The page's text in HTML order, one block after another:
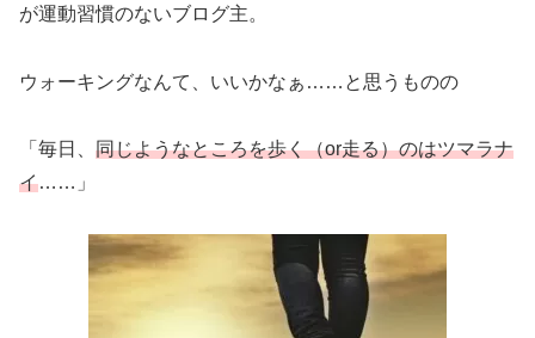
が運動習慣のないブログ主。
ウォーキングなんて、いいかなぁ……と思うものの
「毎日、 同じようなところを歩く（or走る）のはツマラナ
イ……」